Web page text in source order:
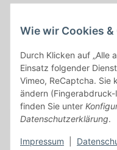
Wie wir Cookies &
Durch Klicken auf „Alle
Einsatz folgender
Vimeo, ReCaptcha. Sie
ändern
finden Sie unter
Datenschutzerklärung.
Impressum
Alle mit*markierten
E-Mail-Adresse
Passwort
Passwort vergessen